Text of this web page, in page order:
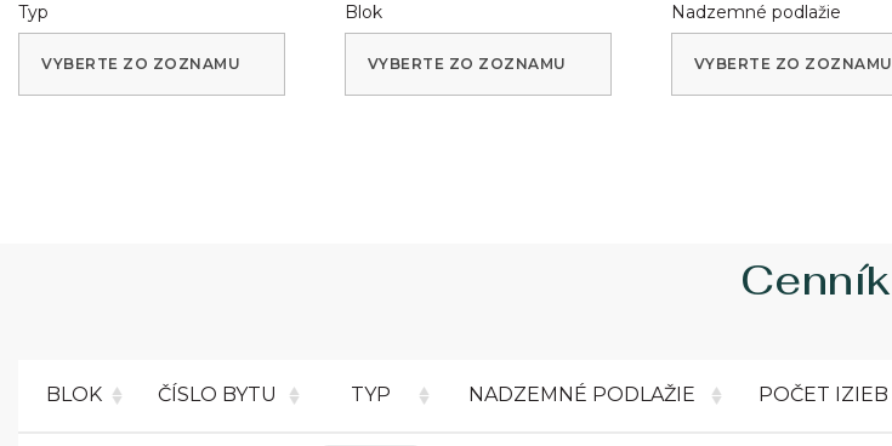
Typ
VYBERTE ZO ZOZNAMU
Blok
VYBERTE ZO ZOZNAMU
Nadzemné podlažie
VYBERTE ZO ZOZNAMU
Cenník
BLOK ČÍSLO BYTU TYP NADZEMNÉ PODLAŽIE POČET IZIEB